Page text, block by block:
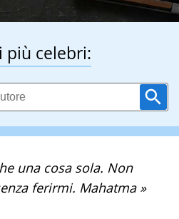
più celebri:
una cosa sola. Non
ferirmi. Mahatma »